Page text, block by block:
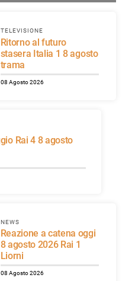
TELEVISIONE
Ritorno al futuro
stasera Italia 1 8 agosto
trama
08 Agosto 2026
NEWS
Reazione a catena oggi
8 agosto 2026 Rai 1
Liorni
08 Agosto 2026